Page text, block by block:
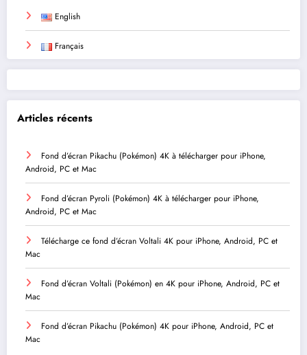
English
Français
Articles récents
Fond d’écran Pikachu (Pokémon) 4K à télécharger pour iPhone,
Android, PC et Mac
Fond d’écran Pyroli (Pokémon) 4K à télécharger pour iPhone,
Android, PC et Mac
Télécharge ce fond d’écran Voltali 4K pour iPhone, Android, PC et
Mac
Fond d’écran Voltali (Pokémon) en 4K pour iPhone, Android, PC et
Mac
Fond d’écran Pikachu (Pokémon) 4K pour iPhone, Android, PC et
Mac